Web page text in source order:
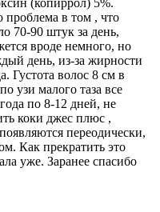
в том , что
70-90 штук за день,
вроде немного, но
день, из-за жирности
Густота волос 8 см в
узи малого таза все
по 8-12 дней, не
коки джес плюс ,
переодически,
Как прекратить это
уже. Заранее спасибо